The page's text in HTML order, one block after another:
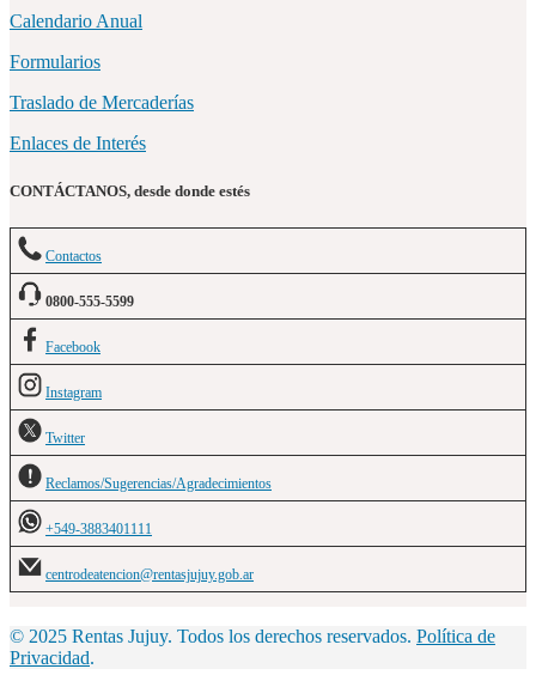
Calendario Anual
Formularios
Traslado de Mercaderías
Enlaces de Interés
CONTÁCTANOS, desde donde estés
Contactos
0800-555-5599
Facebook
Instagram
Twitter
Reclamos/Sugerencias/Agradecimientos
+549-3883401111
centrodeatencion@rentasjujuy.gob.ar
© 2025 Rentas Jujuy. Todos los derechos reservados. Política de
Privacidad.